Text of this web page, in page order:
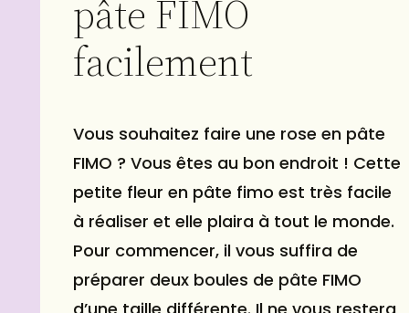
pâte FIMO
facilement
Vous souhaitez faire une rose en pâte
FIMO ? Vous êtes au bon endroit ! Cette
petite fleur en pâte fimo est très facile
à réaliser et elle plaira à tout le monde.
Pour commencer, il vous suffira de
préparer deux boules de pâte FIMO